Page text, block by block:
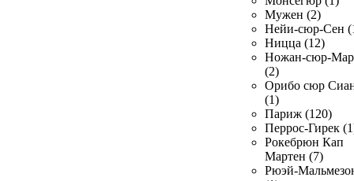
Мужен (2)
Нейи-сюр-Сен
Ницца (12)
Ножан-сюр-
(2)
Орибо сюр
(1)
Париж (120)
Перрос-Гирек
Рокебрюн Кап
Мартен (7)
Рюэй-